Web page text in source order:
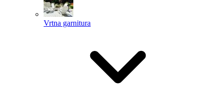
Vrtna garnitura